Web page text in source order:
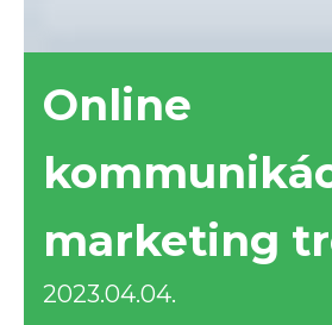
Online
marketing
2023.04.04.